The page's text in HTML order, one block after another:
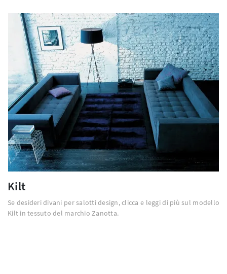
Kilt
Se desideri divani per salotti design, clicca e leggi di più sul modello
Kilt in tessuto del marchio Zanotta.